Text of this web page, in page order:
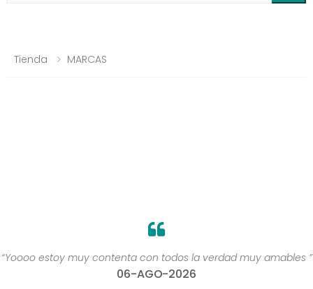
Tienda MARCAS
“Yoooo estoy muy contenta con todos la verdad muy amables ”
06-AGO-2026